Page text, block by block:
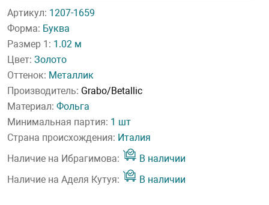
Артикул: 1207-1659
Форма: Буква
Размер 1: 1.02 м
Цвет: Золото
Оттенок: Металлик
Производитель: Grabo/Betallic
Материал: Фольга
Минимальная партия: 1 шт
Страна происхождения: Италия
Наличие на Ибрагимова:
В наличии
Наличие на Аделя Кутуя:
В наличии